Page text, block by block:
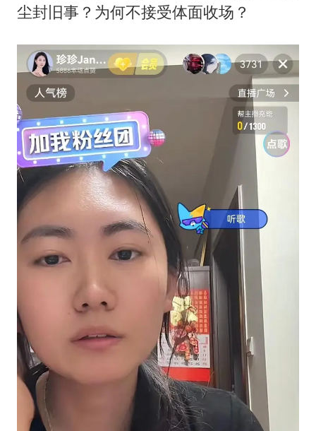
尘封旧事？为何不接受体面收场？